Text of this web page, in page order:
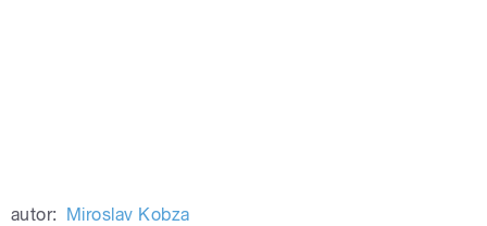
autor: Miroslav Kobza